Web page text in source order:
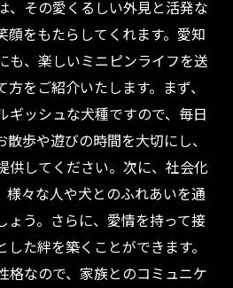
、その愛くるしい外見と活発な
顔をもたらしてくれます。愛知
も、楽しいミニピンライフを送
をご紹介いたします。まず、
ギッシュな犬種ですので、毎日
歩や遊びの時間を大切にし、
供してください。次に、社会化
様々な人や犬とのふれあいを通
ょう。さらに、愛情を持って接
た絆を築くことができます。
格なので、家族とのコミュニケ